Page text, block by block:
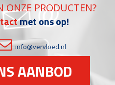
ONZE PRODUCTEN?
met ons op!
info@vervloed.nl
AANBOD